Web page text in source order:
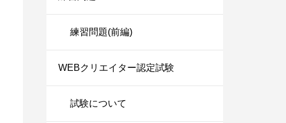
練習問題(前編)
WEBクリエイター認定試験
試験について